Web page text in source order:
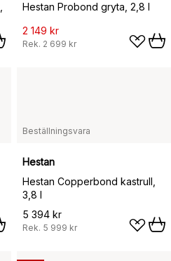
Hestan Probond gryta, 2,8 l
2 149 kr
Rek. 2 699 kr
Beställningsvara
Hestan
Hestan Copperbond kastrull,
3,8 l
5 394 kr
Rek. 5 999 kr